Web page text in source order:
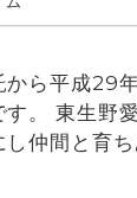
から平成29
す。 東生野
仲間と育